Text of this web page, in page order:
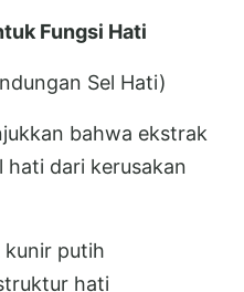
Fungsi Hati
Sel Hati)
bahwa ekstrak
hati dari kerusakan
kunir putih
hati